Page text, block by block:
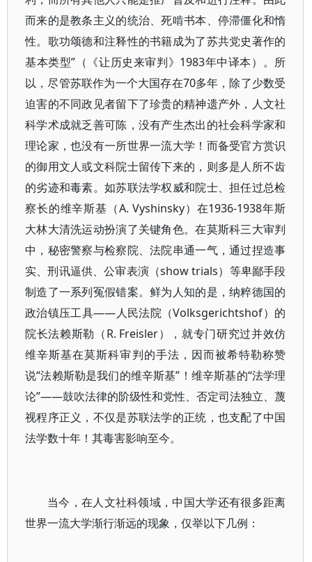
而来的是教条主义的统治、死啃书本、停滞僵化和惰
性。歌功颂德和注释性的书籍成为了苏共党史著作的
基本类型”（《让历史来审判》1983年中译本）。所
以，尽管苏联作为一个大国存在70多年，除了少数受
迫害的不同政见者留下了珍贵的精神遗产外，人文社
科学术成就乏善可陈，没有产生杰出的社会科学家和
理论家，也没有一所世界一流大学！而备受官方赏识
的御用文人或文科院士留传下来的，则多是人所不齿
的劣迹和毒素。如苏联法学权威和院士、担任过总检
察长的维辛斯基（A. Vyshinsky）在1936-1938年斯
大林大清洗运动扮演了关键角色。在莫斯科三大审判
中，秘密警察与检察院、法院串通一气，通过捏造事
实、刑讯逼供、公审表演（show trials）等卑鄙手段
制造了一系列冤假错案。鲜为人知的是，纳粹德国的
政治镇压工具——人民法院（Volksgerichtshof）的
院长法赖斯勒（R. Freisler），就专门研究过并效仿
维辛斯基在莫斯科审判的手法，因而被希特勒称赞
说“法赖斯勒是我们的维辛斯基”！维辛斯基的“法学理
论”——鼓吹法律的阶级性和党性、否定司法独立、蔑
视程序正义，不仅是苏联法学的正统，也支配了中国
法学数十年！其毒害影响至今。
当今，在人文社科领域，中国大学还有很多距离
世界一流大学渐行渐远的现象，仅举以下几例：